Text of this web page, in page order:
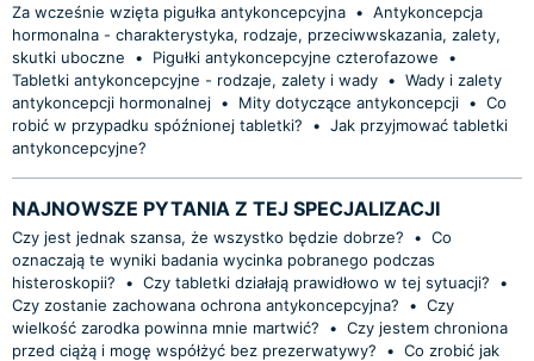
Za wcześnie wzięta pigułka antykoncepcyjna • Antykoncepcja
hormonalna - charakterystyka, rodzaje, przeciwwskazania, zalety,
skutki uboczne
• Pigułki antykoncepcyjne czterofazowe
•
Tabletki antykoncepcyjne - rodzaje, zalety i wady • Wady i zalety
antykoncepcji hormonalnej • Mity dotyczące antykoncepcji • Co
robić w przypadku spóźnionej tabletki?
• Jak przyjmować tabletki
antykoncepcyjne?
NAJNOWSZE PYTANIA Z TEJ SPECJALIZACJI
Czy jest jednak szansa, że wszystko będzie dobrze? • Co
oznaczają te wyniki badania wycinka pobranego podczas
histeroskopii?
• Czy tabletki działają prawidłowo w tej sytuacji?
•
Czy zostanie zachowana ochrona antykoncepcyjna?
• Czy
wielkość zarodka powinna mnie martwić?
• Czy jestem chroniona
przed ciążą i mogę współżyć bez prezerwatywy?
• Co zrobić jak